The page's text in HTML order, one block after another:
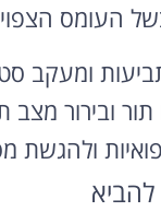
העומס
ומעקב
ובירור מצב
ולהגשת